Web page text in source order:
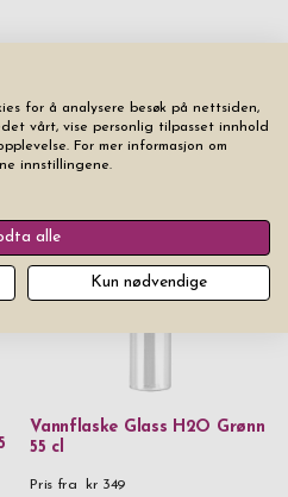
Vannflaske Glass H2O Grønn
55 cl
Pris fra kr 349
for å analysere besøk på nettsiden,
vårt, vise personlig tilpasset innhold
For mer informasjon om
innstillingene.
alle
Kun nødvendige